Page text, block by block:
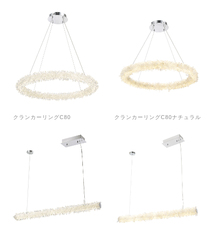
クランカーリングC80 クランカーリングC80ナチュラル